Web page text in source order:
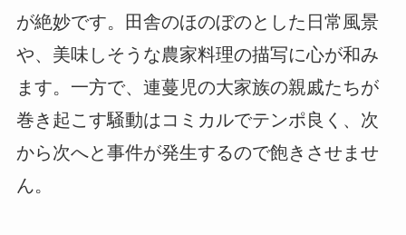
が絶妙です。田舎のほのぼのとした日常風景
や、美味しそうな農家料理の描写に心が和み
ます。一方で、連蔓児の大家族の親戚たちが
巻き起こす騒動はコミカルでテンポ良く、次
から次へと事件が発生するので飽きさせませ
ん。